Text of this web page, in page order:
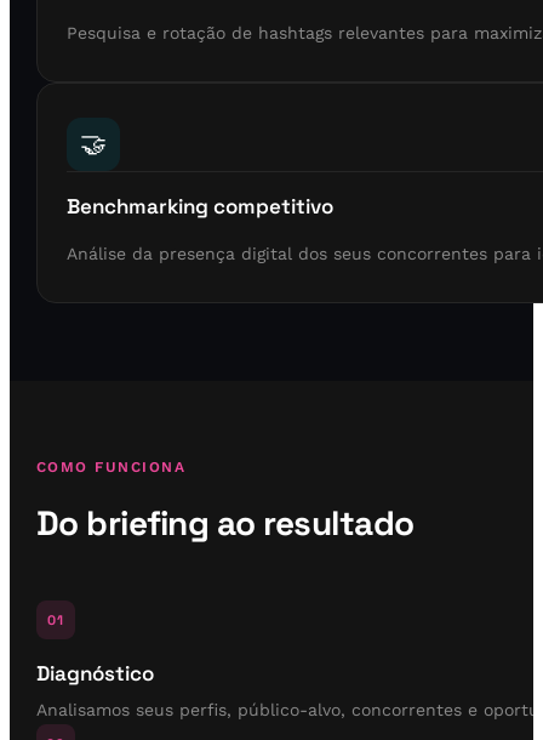
Pesquisa e rotação de hashtags relevantes para
🤝
Benchmarking competitivo
Análise da presença digital dos seus concorrentes
COMO FUNCIONA
Do briefing ao resultado
01
Diagnóstico
Analisamos seus perfis, público-alvo, concorrentes e